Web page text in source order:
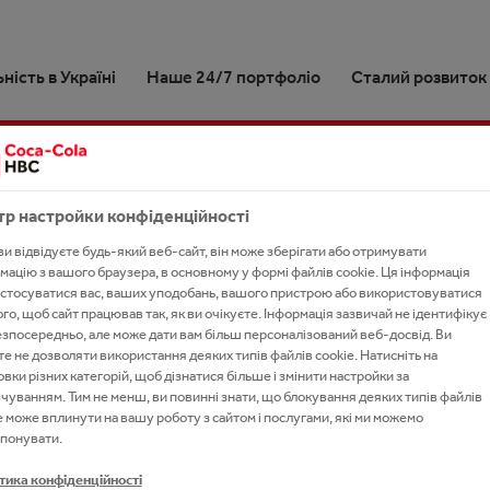
в Україні Наше 24/7 портфоліо Сталий розвиток
про Coca‑Cola HBC
з The Coca‑Cola
і процеси
забезпечення збуту
екскурсій на завод та
Кока-Кола
звітність
наше 24/7 портфоліо
напої
спортивні напої
чай
напої
алкогольні напої
A-Z
до сталого розвитку
навколишнього
місцевих громад
19
ми?
вакансій
представники
Management Trainee
Волонтери Кока-Кола отримали почесні відзнаки за роботу на урядовій «гарячій лінії»
КОКА-КОЛА
РОБОТУ НА УРЯДОВІЙ
настройки конфіденційності
відвідуєте будь-який веб-сайт, він може зберігати або отримувати
з вашого браузера, в основному у формі файлів cookie. Ця інформація
вас, ваших уподобань, вашого пристрою або використовуватися
щоб сайт працював так, як ви очікуєте. Інформація зазвичай не ідентифікує
але може дати вам більш персоналізований веб-досвід. Ви
не дозволяти використання деяких типів файлів cookie. Натисніть на
різних категорій, щоб дізнатися більше і змінити настройки за
Тим не менш, ви повинні знати, що блокування деяких типів файлів
може вплинути на вашу роботу з сайтом і послугами, які ми можемо
конфіденційності